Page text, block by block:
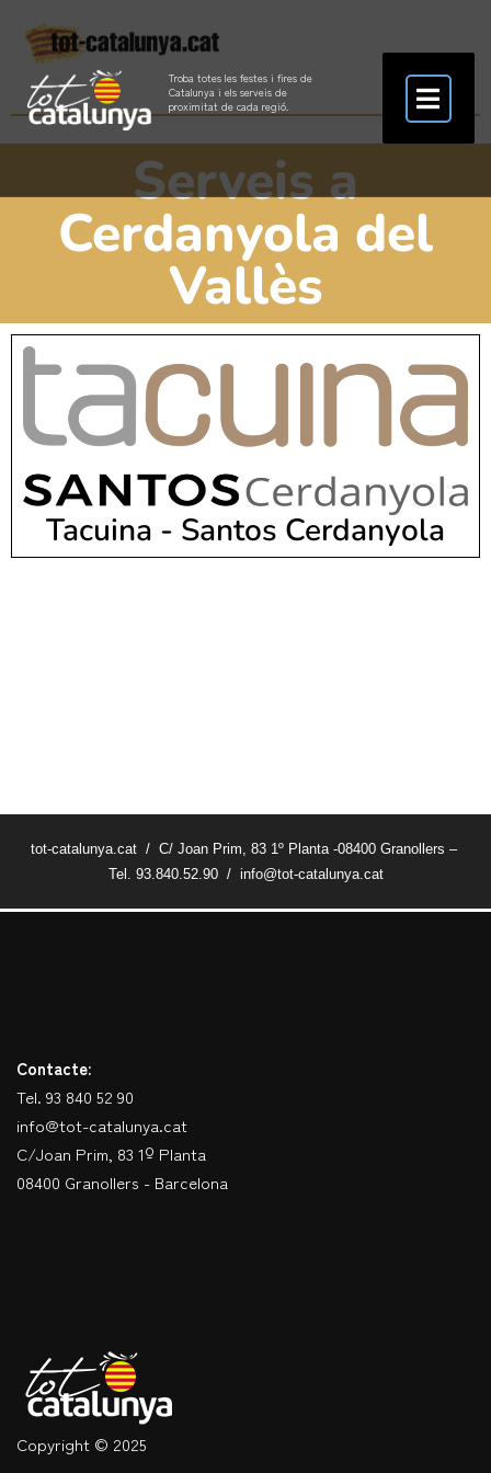
Troba totes les festes i fires de
Catalunya i els serveis de
proximitat de cada regió.
Serveis a
Cerdanyola del
Vallès
Tacuina - Santos Cerdanyola
tot-catalunya.cat / C/ Joan Prim, 83 1º Planta -08400 Granollers –
Tel. 93.840.52.90 / info@tot-catalunya.cat
Contacte:
Tel. 93 840 52 90
info@tot-catalunya.cat
C/Joan Prim, 83 1º Planta
08400 Granollers - Barcelona
Copyright © 2025